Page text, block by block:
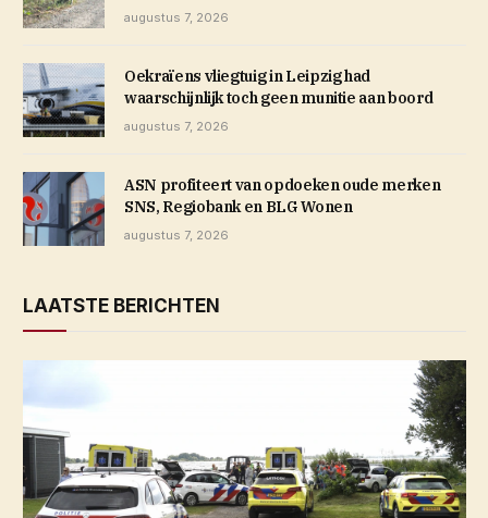
augustus 7, 2026
Oekraïens vliegtuig in Leipzig had
waarschijnlijk toch geen munitie aan boord
augustus 7, 2026
ASN profiteert van opdoeken oude merken
SNS, Regiobank en BLG Wonen
augustus 7, 2026
LAATSTE BERICHTEN